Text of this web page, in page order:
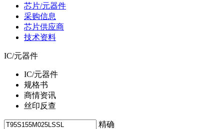
芯片/元器件
采购信息
芯片供应商
技术资料
IC/元器件
IC/元器件
规格书
商情资讯
丝印反查
精确